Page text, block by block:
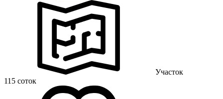
Участок
115 соток